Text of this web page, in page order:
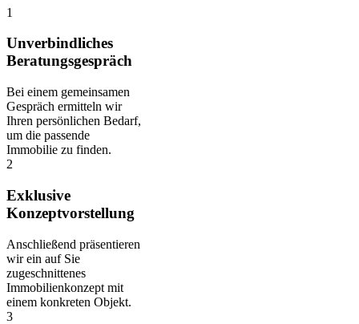
1
Unverbindliches
Beratungsgespräch
Bei einem gemeinsamen
Gespräch ermitteln wir
Ihren persönlichen Bedarf,
um die passende
Immobilie zu finden.
2
Exklusive
Konzeptvorstellung
Anschließend präsentieren
wir ein auf Sie
zugeschnittenes
Immobilienkonzept mit
einem konkreten Objekt.
3